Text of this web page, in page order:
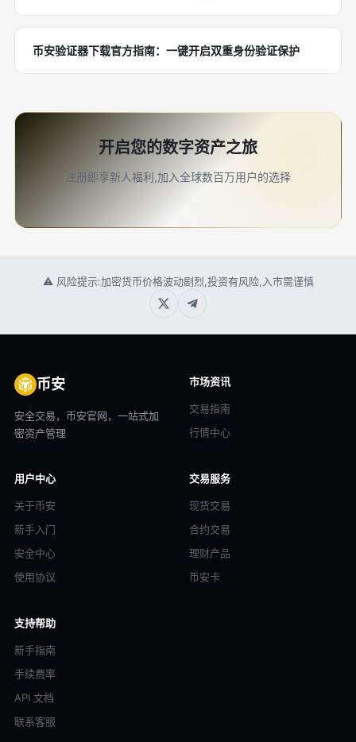
币安验证器下载官方指南：一键开启双重身份验证保护
开启您的数字资产之旅
注册即享新人福利,加入全球数百万用户的选择
⚠ 风险提示:加密货币价格波动剧烈,投资有风险,入市需谨慎
币安
安全交易，币安官网，一站式加
密资产管理
市场资讯
交易指南
行情中心
用户中心
关于币安
新手入门
安全中心
使用协议
交易服务
现货交易
合约交易
理财产品
币安卡
支持帮助
新手指南
手续费率
API 文档
联系客服